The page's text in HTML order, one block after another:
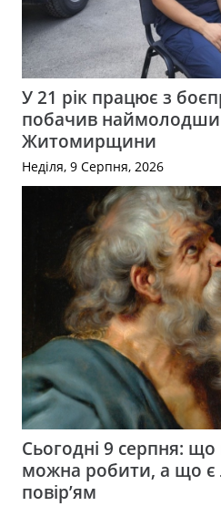
У 21 рік працює з
побачив
Житомирщини
Неділя, 9 Серпня, 2026
Сьогодні 9 серпня: що
можна робити, а що
повір’ям